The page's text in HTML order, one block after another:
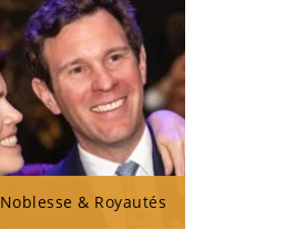
Noblesse & Royautés